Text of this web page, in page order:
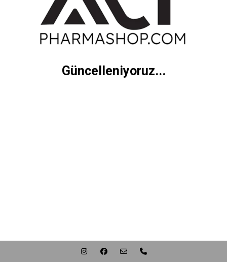
Güncelleniyoruz...